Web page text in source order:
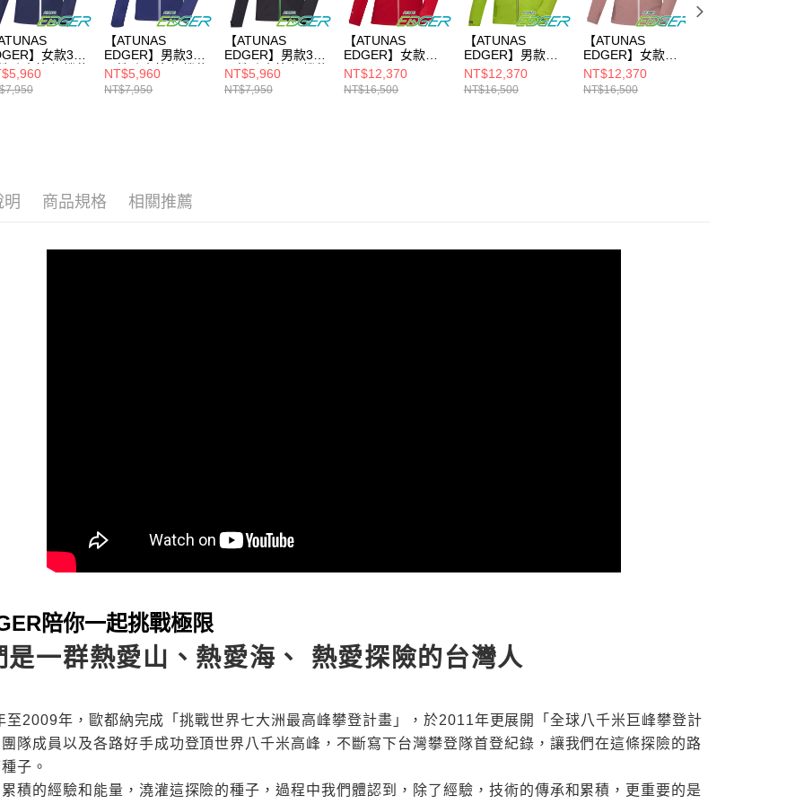
ATUNAS
】女款3L
防水外套/機能
(A1GAFF02W
/專業登山/專
【ATUNAS
EDGER】男款3L
彈性防水外套/機能
外套(A1GAFF01M
寶藍/專業登山/專
NT$5,960
NT$7,950
【ATUNAS
EDGER】男款3L
彈性防水外套/機能
外套(A1GAFF01M
碳黑/專業登山/專
NT$5,960
NT$7,950
【ATUNAS
EDGER】女款
GORE-TEX
TR2/3L單件式防水
外套/機能外套
NT$12,370
NT$16,500
【ATUNAS
EDGER】男款
GORE-TEX
TR2/3L單件式防水
外套/機能外套
NT$12,370
NT$16,500
【ATUNAS
EDGER】女款
GORE-TEX
TR2/3L單件式防水
外套/機能外套
NT$12,370
NT$16,500
明 商品規格 相關推薦
陪你一起挑戰極限
是一群熱愛山、熱愛海、 熱愛探險的台灣人
至2009年，歐都納完成「挑戰世界七大洲最高峰攀登計畫」，於2011年更展開「全球八千米巨峰攀登計
隊成員以及各路好手成功登頂世界八千米高峰，不斷寫下台灣攀登隊首登紀錄，讓我們在這條探險的路
子。
積的經驗和能量，澆灌這探險的種子，過程中我們體認到，除了經驗，技術的傳承和累積，更重要的是